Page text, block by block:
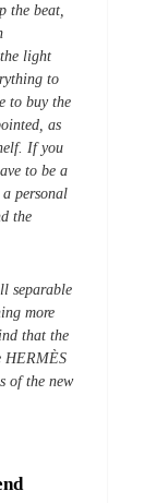
the beat,
light
to
to buy the
as
If you
to be a
personal
the
separable
more
that the
HERMÈS
of the new